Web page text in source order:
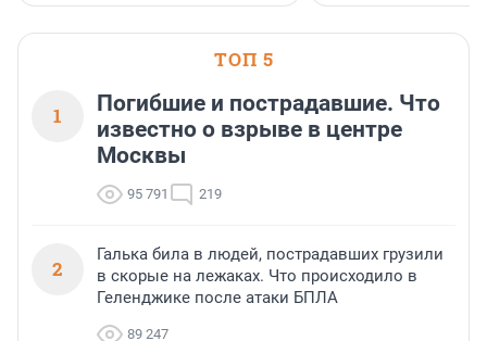
ТОП 5
1
Погибшие и пострадавшие. Что
известно о взрыве в центре
Москвы
95 791 219
2
Галька била в людей, пострадавших грузили
в скорые на лежаках. Что происходило в
Геленджике после атаки БПЛА
89 247